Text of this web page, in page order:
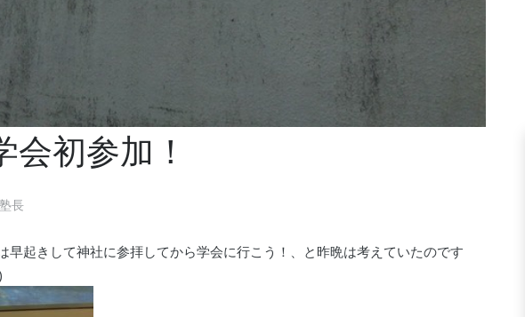
初参加！
長
早起きして神社に参拝してから学会に行こう！、と昨晩は考えていたのです